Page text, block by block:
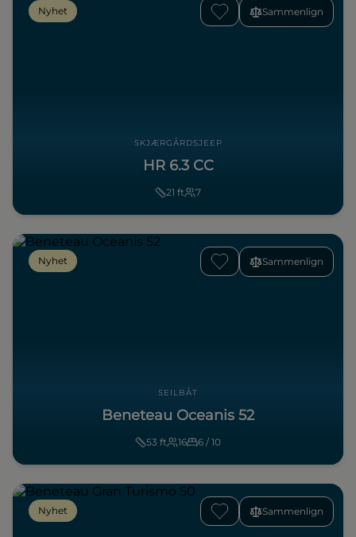
Sammenlign
Nyhet
SKJÆRGÅRDSJEEP
HR 6.3 CC
21 ft 7
Sammenlign
Nyhet
SEILBÅT
Beneteau Oceanis 52
53 ft 16 6 / 10
Sammenlign
Nyhet